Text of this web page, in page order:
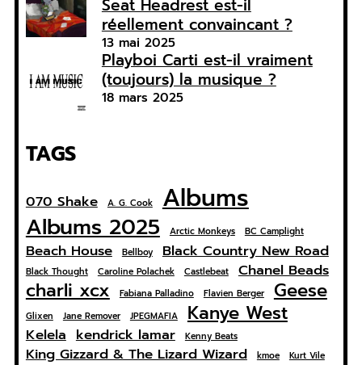
Seat Headrest est-il
réellement convaincant ?
13 mai 2025
Playboi Carti est-il vraiment
(toujours) la musique ?
18 mars 2025
TAGS
070 Shake A. G. Cook Albums
Albums 2025 Arctic Monkeys BC Camplight
Beach House Bellboy Black Country New Road
Black Thought Caroline Polachek Castlebeat Chanel Beads
charli xcx Fabiana Palladino Flavien Berger Geese
Glixen Jane Remover JPEGMAFIA Kanye West
Kelela kendrick lamar Kenny Beats
King Gizzard & The Lizard Wizard kmoe
Kurt Vile